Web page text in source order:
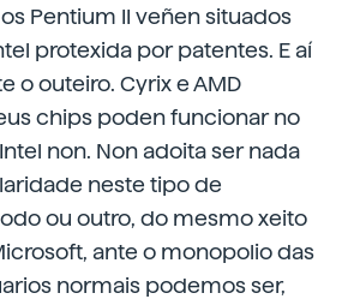
Pentium II veñen situados
protexida por patentes. E aí
o outeiro. Cyrix e AMD
chips poden funcionar no
non. Non adoita ser nada
neste tipo de
ou outro, do mesmo xeito
ante o monopolio das
normais podemos ser,